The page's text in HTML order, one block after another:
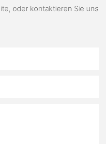
oder kontaktieren Sie uns